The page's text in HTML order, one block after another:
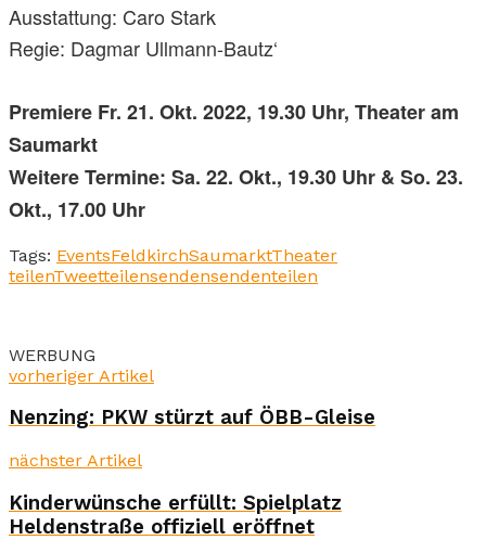
Ausstattung: Caro Stark
Regie: Dagmar Ullmann-Bautz‘
Premiere Fr. 21. Okt. 2022, 19.30 Uhr, Theater am
Saumarkt
Weitere Termine: Sa. 22. Okt., 19.30 Uhr & So. 23.
Okt., 17.00 Uhr
Tags: EventsFeldkirchSaumarktTheater
teilenTweetteilensendensendenteilen
WERBUNG
vorheriger Artikel
Nenzing: PKW stürzt auf ÖBB-Gleise
nächster Artikel
Kinderwünsche erfüllt: Spielplatz
Heldenstraße offiziell eröffnet